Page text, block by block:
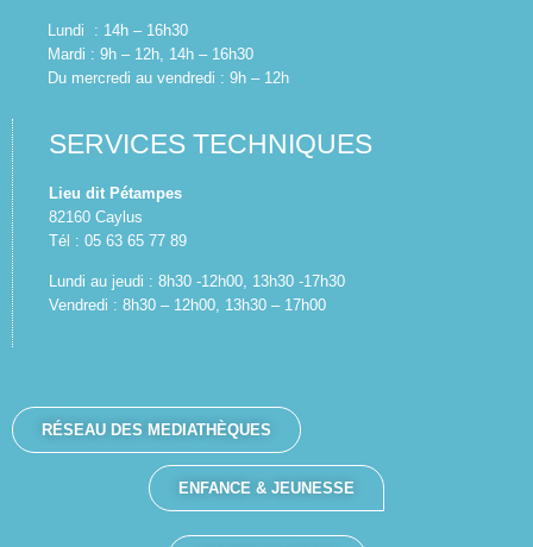
Lundi : 14h – 16h30
Mardi : 9h – 12h, 14h – 16h30
Du mercredi au vendredi : 9h – 12h
SERVICES TECHNIQUES
Lieu dit Pétampes
82160 Caylus
Tél : 05 63 65 77 89
Lundi au jeudi : 8h30 -12h00, 13h30 -17h30
Vendredi : 8h30 – 12h00, 13h30 – 17h00
RÉSEAU DES MEDIATHÈQUES
ENFANCE & JEUNESSE